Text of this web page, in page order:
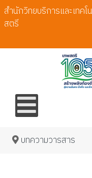
สำนักวิทยบริการและเทค
สตรี
บทความวารสาร